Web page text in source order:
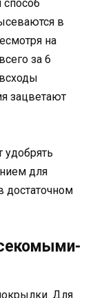
в
на
за 6
зацветают
удобрять
для
достаточном
Для